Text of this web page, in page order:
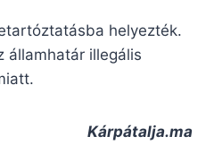
helyezték.
államhatár illegális
Kárpátalja.ma